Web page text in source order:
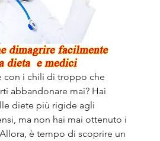
con i chili di troppo che
abbandonare mai? Hai
diete più rigide agli
ma non hai mai ottenuto i
è tempo di scoprire un